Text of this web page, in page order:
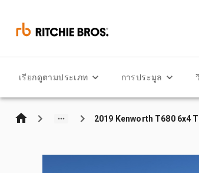
เรียกดูตามประเภท การประมูล
2019 Kenworth T680 6x4